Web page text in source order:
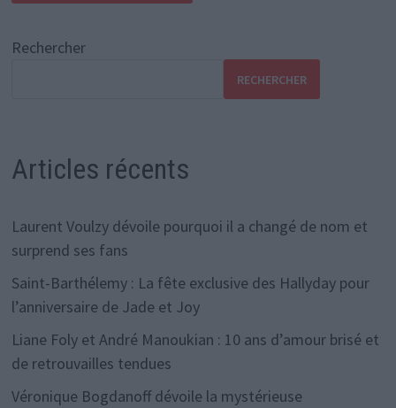
Rechercher
RECHERCHER
Articles récents
Laurent Voulzy dévoile pourquoi il a changé de nom et
surprend ses fans
Saint-Barthélemy : La fête exclusive des Hallyday pour
l’anniversaire de Jade et Joy
Liane Foly et André Manoukian : 10 ans d’amour brisé et
de retrouvailles tendues
Véronique Bogdanoff dévoile la mystérieuse